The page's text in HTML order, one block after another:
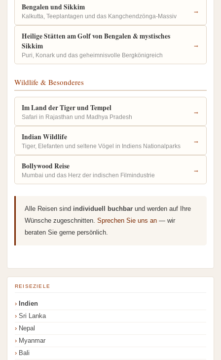
Bengalen und Sikkim
Kalkutta, Teeplantagen und das Kangchendzönga-Massiv
→
Heilige Stätten am Golf von Bengalen & mystisches
Sikkim
Puri, Konark und das geheimnisvolle Bergkönigreich
→
Wildlife & Besonderes
Im Land der Tiger und Tempel
Safari in Rajasthan und Madhya Pradesh
→
Indian Wildlife
Tiger, Elefanten und seltene Vögel in Indiens Nationalparks
→
Bollywood Reise
Mumbai und das Herz der indischen Filmindustrie
→
Alle Reisen sind individuell buchbar und werden auf Ihre
Wünsche zugeschnitten. Sprechen Sie uns an — wir
beraten Sie gerne persönlich.
REISEZIELE
Indien
Sri Lanka
Nepal
Myanmar
Bali